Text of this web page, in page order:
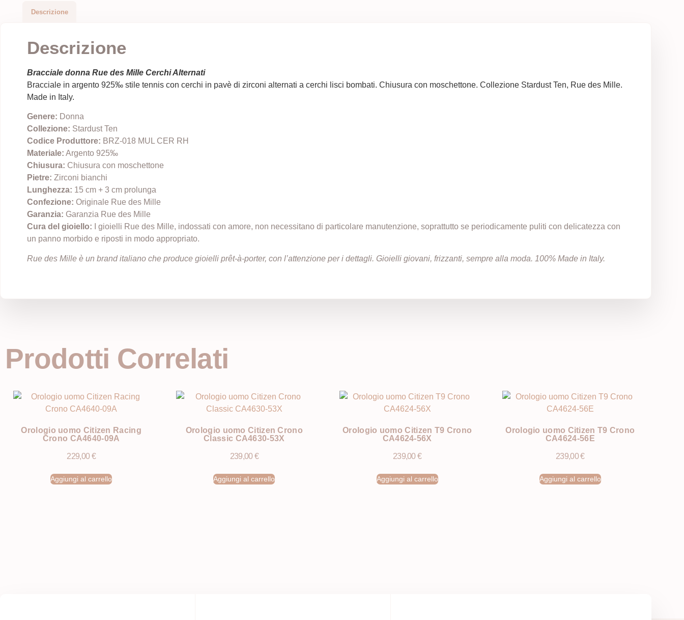
Descrizione
Descrizione
Bracciale donna Rue des Mille Cerchi Alternati
Bracciale in argento 925‰ stile tennis con cerchi in pavè di zirconi alternati a cerchi lisci bombati. Chiusura con moschettone. Collezione Stardust Ten, Rue des Mille.
Made in Italy.
Genere: Donna
Collezione: Stardust Ten
Codice Produttore: BRZ-018 MUL CER RH
Materiale: Argento 925‰
Chiusura: Chiusura con moschettone
Pietre: Zirconi bianchi
Lunghezza: 15 cm + 3 cm prolunga
Confezione: Originale Rue des Mille
Garanzia: Garanzia Rue des Mille
Cura del gioiello: I gioielli Rue des Mille, indossati con amore, non necessitano di particolare manutenzione, soprattutto se periodicamente puliti con delicatezza con
un panno morbido e riposti in modo appropriato.
Rue des Mille è un brand italiano che produce gioielli prêt-à-porter, con l’attenzione per i dettagli. Gioielli giovani, frizzanti, sempre alla moda. 100% Made in Italy.
Prodotti Correlati
Orologio uomo Citizen Racing
Crono CA4640-09A
229,00€
Aggiungi al carrello
Orologio uomo Citizen Crono
Classic CA4630-53X
239,00€
Aggiungi al carrello
Orologio uomo Citizen T9 Crono
CA4624-56X
239,00€
Aggiungi al carrello
Orologio uomo Citizen T9 Crono
CA4624-56E
239,00€
Aggiungi al carrello